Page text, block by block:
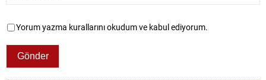
Yorum yazma kurallarını okudum ve kabul ediyorum.